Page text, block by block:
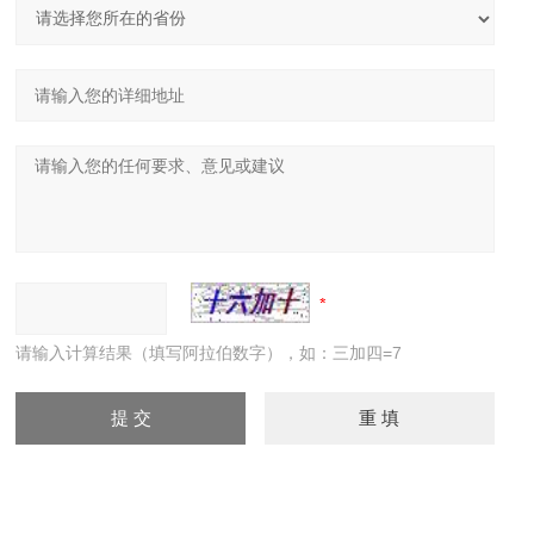
请输入计算结果（填写阿拉伯数字），如：三加四=7